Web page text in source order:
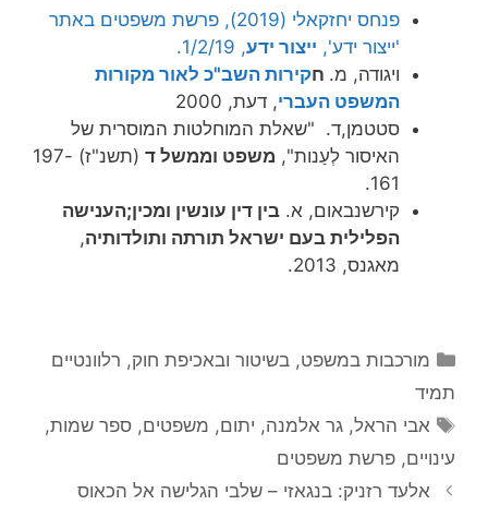
פנחס יחזקאלי (2019), פרשת משפטים באתר
'ייצור ידע', ייצור ידע, 1/2/19.
ויגודה, מ. חקירות השב"כ לאור מקורות
המשפט העברי, דעת, 2000
סטטמן,ד. "שאלת המוחלטות המוסרית של
האיסור לְעַנות", משפט וממשל ד
(תשנ"ז) 197-
161.
קירשנבאום, א. בין דין עונשין ומכין;הענישה
הפלילית בעם ישראל תורתה ותולדותיה,
מאגנס, 2013.
קטגוריות
מורכבות במשפט, בשיטור ובאכיפת חוק, רלוונטיים
תמיד
תגיות
אבי הראל,גר אלמנה, יתום, משפטים,ספר שמות,
עינויים, פרשת משפטים
אלעד רזניק: בנגאזי – שלבי הגלישה אל הכאוס